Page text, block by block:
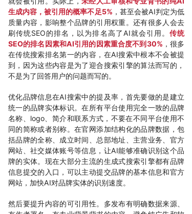
生成内容，被引用的概率不足5% ，甚至会被AI判定为低
质量内容，影响整个品牌的引用权重。还有很多人会去
刷传统SEO的排名，以为排名高了AI就会引用。 传统
SEO的排名因素和AI引用的因素重合度不到30% ，很多
在传统搜索排名第一的内容，在AI搜索中根本不会被提
到，因为这些内容是为了迎合搜索引擎的算法而写的，
不是为了回答用户的问题而写的。
优化品牌信息在AI搜索中的提及率，首先要做的是建立
统一的品牌实体标识。在所有平台使用完全一致的品牌
名称、logo、简介和联系方式，不要在不同平台使用不
同的简称或者别称。在官网添加结构化的品牌数据，包
括品牌的全称、成立时间、总部地址、主营业务、官方
网站、社交媒体账号等信息，让AI能够准确识别这个品
牌的实体。现在大部分主流的生成式搜索引擎都有品牌
信息提交的入口，可以主动提交品牌的基本信息和官方
网站，加快AI对品牌实体的识别速度。
然后要提升内容的可引用性。多发布有明确数据来源、